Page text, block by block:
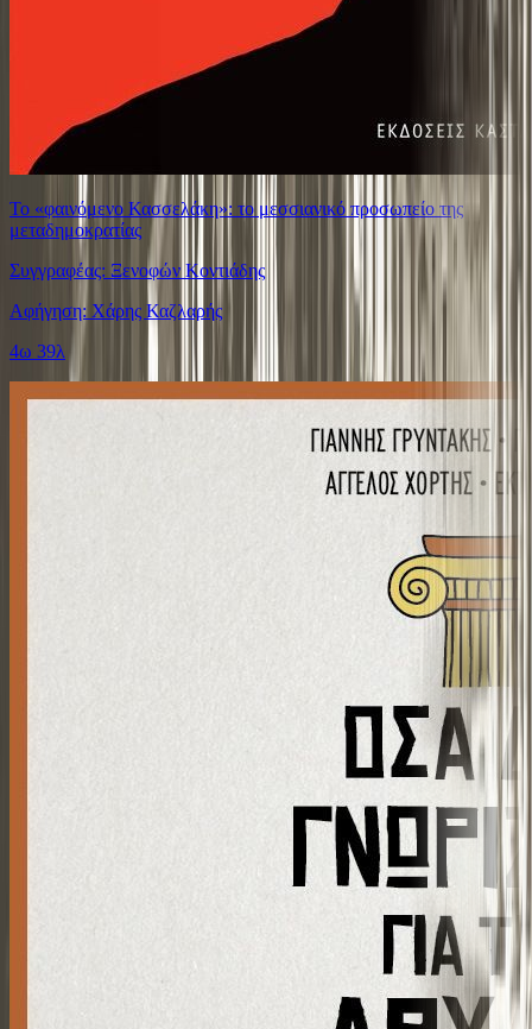
Το «φαινόμενο Κασσελάκη»: το μεσσιανικό προσωπείο της
μεταδημοκρατίας
Συγγραφέας: Ξενοφών Κοντιάδης
Αφήγηση: Χάρης Καζλαρής
4ω 39λ